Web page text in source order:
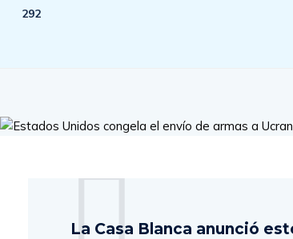
292
La Casa Blanca anunció